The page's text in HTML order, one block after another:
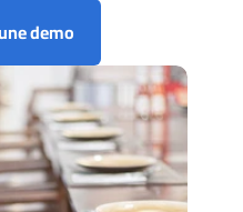
demo